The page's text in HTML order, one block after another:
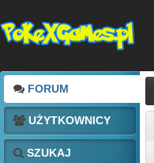
FORUM
UŻYTKOWNICY
SZUKAJ